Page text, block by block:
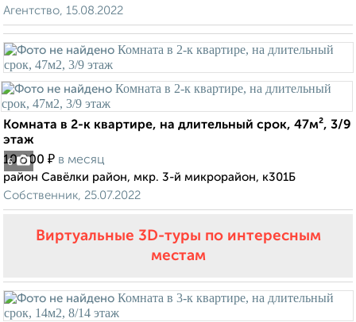
Агентство, 15.08.2022
6
Комната в 2-к квартире, на длительный срок, 47м², 3/9
этаж
10 000 ₽ в месяц
район Савёлки район, мкр. 3-й микрорайон, к301Б
Собственник, 25.07.2022
Виртуальные 3D-туры по интересным
местам